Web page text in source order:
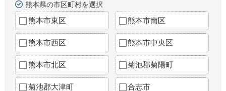
熊本県の市区町村を選択
熊本市東区 熊本市南区
熊本市西区 熊本市中央区
熊本市北区 菊池郡菊陽町
菊池郡大津町 合志市